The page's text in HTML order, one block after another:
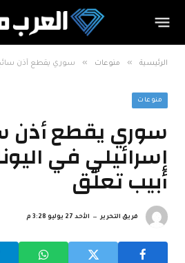
الرئيسية » منوعات » سوري يقطع أذن سائح
منوعات
سوري يقطع أذن
إسرائيلي في
أبيب تعلّق
فريق التحرير الأحد 27 يوليو 3:28 م